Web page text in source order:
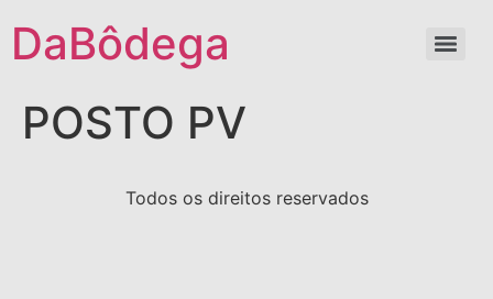
DaBôdega
POSTO PV
Todos os direitos reservados